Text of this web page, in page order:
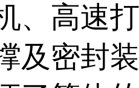
、高速
及密封